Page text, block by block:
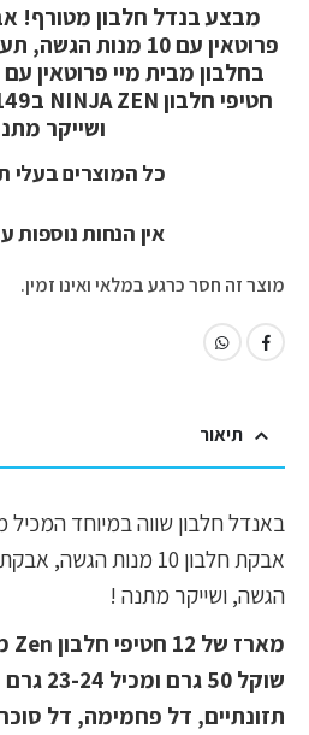
מבצע בנדל חלבון מטורף!
פרוטאין עם 10
ושייקר
כל המוצרים בעלי
אין הנחות נוספות
מוצר זה חסר כרגע במלאי ואינו זמין.
תיאור
הגשה, ושייקר מתנה !
שוקל 50
תזונתיים, דל פחמימה, דל